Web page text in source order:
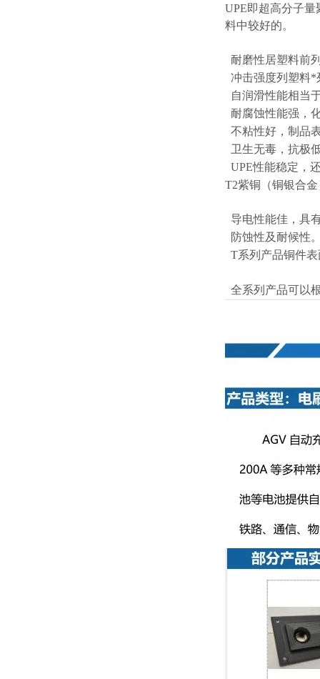
UPE即超高分子
料中较好的。
耐磨性居塑料前
冲击强度列塑料*
自润滑性能相当
耐腐蚀性能强，
不粘性好，制品
卫生无毒，抗极
UPE性能稳定，
T2紫铜（铜银合
导电性能佳，具
防蚀性及耐候性
T系列产品铜件
全系列产品可以